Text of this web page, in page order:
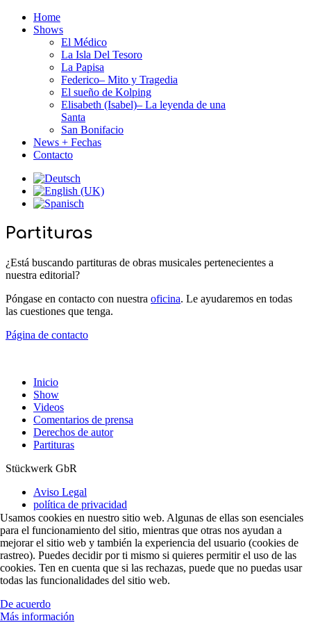
Home
Shows
El Médico
La Isla Del Tesoro
La Papisa
Federico– Mito y Tragedia
El sueño de Kolping
Elisabeth (Isabel)– La leyenda de una
Santa
San Bonifacio
News + Fechas
Contacto
Partituras
¿Está buscando partituras de obras musicales pertenecientes a
nuestra editorial?
Póngase en contacto con nuestra oficina. Le ayudaremos en todas
las cuestiones que tenga.
Página de contacto
Inicio
Show
Videos
Comentarios de prensa
Derechos de autor
Partituras
Stückwerk GbR
Aviso Legal
política de privacidad
Usamos cookies en nuestro sitio web. Algunas de ellas son esenciales
para el funcionamiento del sitio, mientras que otras nos ayudan a
mejorar el sitio web y también la experiencia del usuario (cookies de
rastreo). Puedes decidir por ti mismo si quieres permitir el uso de las
cookies. Ten en cuenta que si las rechazas, puede que no puedas usar
todas las funcionalidades del sitio web.
De acuerdo
Más información